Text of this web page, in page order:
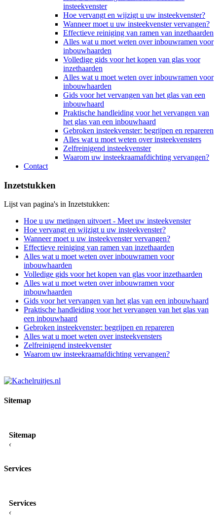
insteekvenster
Hoe vervangt en wijzigt u uw insteekvenster?
Wanneer moet u uw insteekvenster vervangen?
Effectieve reiniging van ramen van inzethaarden
Alles wat u moet weten over inbouwramen voor
inbouwhaarden
Volledige gids voor het kopen van glas voor
inzethaarden
Alles wat u moet weten over inbouwramen voor
inbouwhaarden
Gids voor het vervangen van het glas van een
inbouwhaard
Praktische handleiding voor het vervangen van
het glas van een inbouwhaard
Gebroken insteekvenster: begrijpen en repareren
Alles wat u moet weten over insteekvensters
Zelfreinigend insteekvenster
Waarom uw insteekraamafdichting vervangen?
Contact
Inzetstukken
Lijst van pagina's in Inzetstukken:
Hoe u uw metingen uitvoert - Meet uw insteekvenster
Hoe vervangt en wijzigt u uw insteekvenster?
Wanneer moet u uw insteekvenster vervangen?
Effectieve reiniging van ramen van inzethaarden
Alles wat u moet weten over inbouwramen voor
inbouwhaarden
Volledige gids voor het kopen van glas voor inzethaarden
Alles wat u moet weten over inbouwramen voor
inbouwhaarden
Gids voor het vervangen van het glas van een inbouwhaard
Praktische handleiding voor het vervangen van het glas van
een inbouwhaard
Gebroken insteekvenster: begrijpen en repareren
Alles wat u moet weten over insteekvensters
Zelfreinigend insteekvenster
Waarom uw insteekraamafdichting vervangen?
Sitemap
Sitemap
‹
Services
Services
‹